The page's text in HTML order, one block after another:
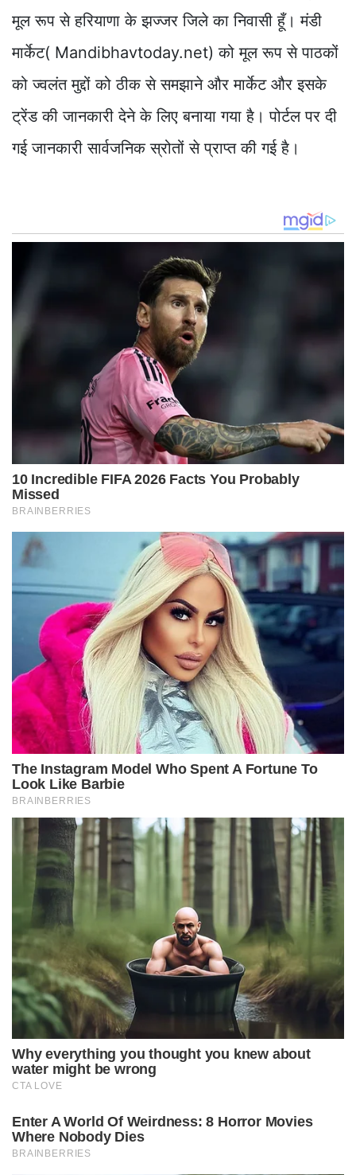
मूल रूप से हरियाणा के झज्जर जिले का निवासी हूँ। मंडी
मार्केट( Mandibhavtoday.net) को मूल रूप से पाठकों
को ज्वलंत मुद्दों को ठीक से समझाने और मार्केट और इसके
ट्रेंड की जानकारी देने के लिए बनाया गया है। पोर्टल पर दी
गई जानकारी सार्वजनिक स्रोतों से प्राप्त की गई है।